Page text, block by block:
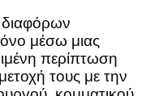
μέσω μιας
περίπτωση
τους με την